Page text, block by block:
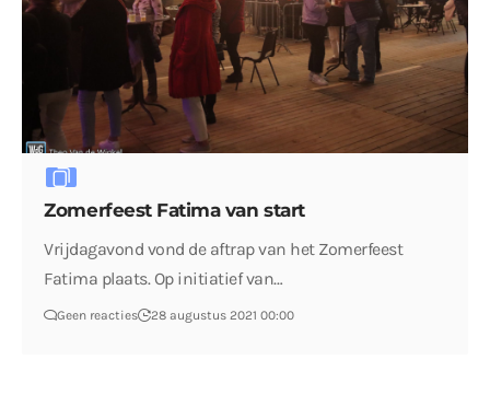
Zomerfeest Fatima van start
Vrijdagavond vond de aftrap van het Zomerfeest
Fatima plaats. Op initiatief van…
Geen reacties 28 augustus 2021 00:00